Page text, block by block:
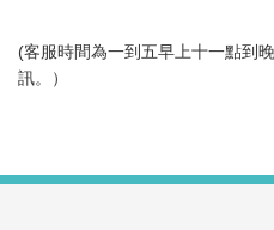
(客服時間為一到五早上十一點到
訊。）